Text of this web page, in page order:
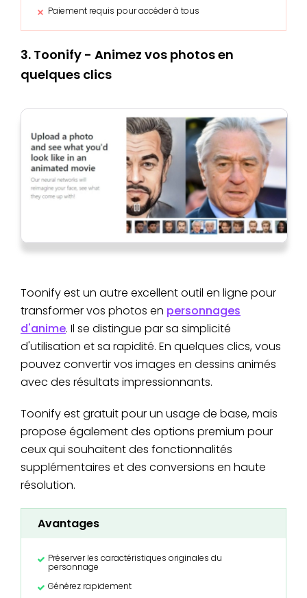
Paiement requis pour accéder à tous
3. Toonify - Animez vos photos en
quelques clics
Toonify est un autre excellent outil en ligne pour
transformer vos photos en personnages
d'anime. Il se distingue par sa simplicité
d'utilisation et sa rapidité. En quelques clics, vous
pouvez convertir vos images en dessins animés
avec des résultats impressionnants.
Toonify est gratuit pour un usage de base, mais
propose également des options premium pour
ceux qui souhaitent des fonctionnalités
supplémentaires et des conversions en haute
résolution.
Avantages
Préserver les caractéristiques originales du
personnage
Générez rapidement